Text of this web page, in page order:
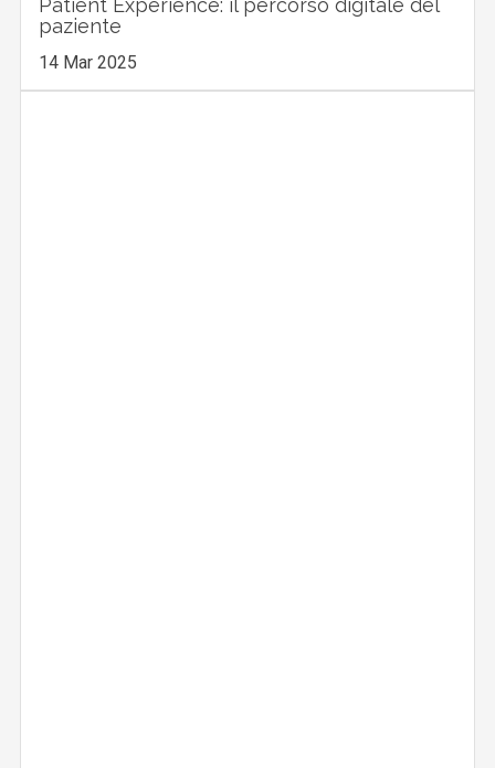
Patient Experience: il percorso digitale del
paziente
14 Mar 2025